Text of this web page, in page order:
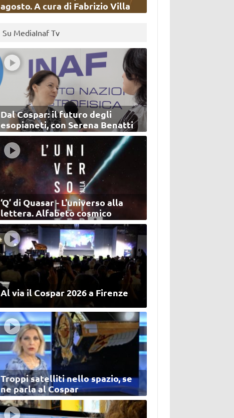
agosto. A cura di Fabrizio Villa
Su MediaInaf Tv
Dal Cospar: il futuro degli
esopianeti, con Serena Benatti
‘Q’ di Quasar - L'universo alla
lettera. Alfabeto cosmico
Al via il Cospar 2026 a Firenze
Troppi satelliti nello spazio, se
ne parla al Cospar